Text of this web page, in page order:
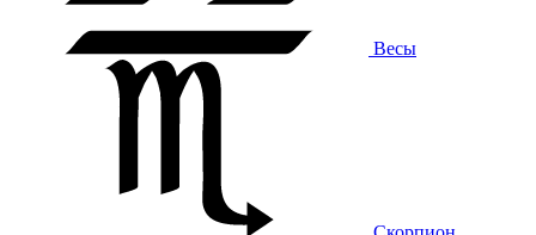
Весы